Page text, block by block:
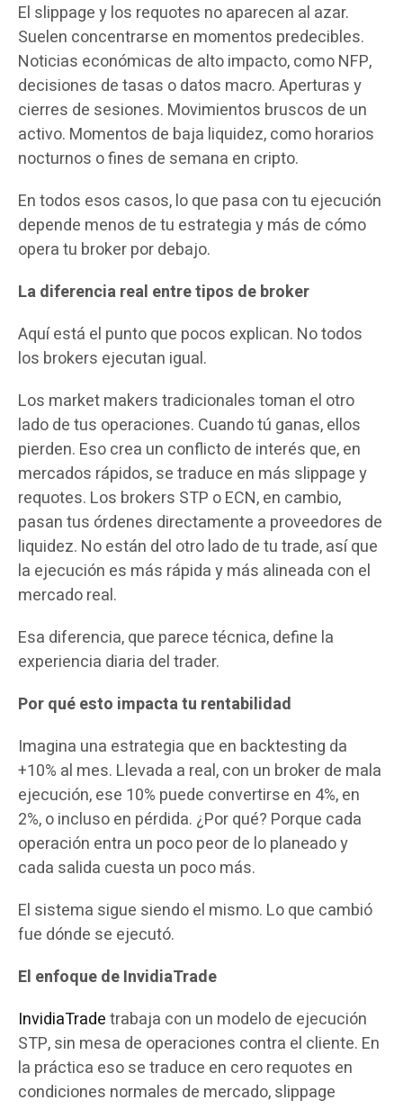
El slippage y los requotes no aparecen al azar.
Suelen concentrarse en momentos predecibles.
Noticias económicas de alto impacto, como NFP,
decisiones de tasas o datos macro. Aperturas y
cierres de sesiones. Movimientos bruscos de un
activo. Momentos de baja liquidez, como horarios
nocturnos o fines de semana en cripto.
En todos esos casos, lo que pasa con tu ejecución
depende menos de tu estrategia y más de cómo
opera tu broker por debajo.
La diferencia real entre tipos de broker
Aquí está el punto que pocos explican. No todos
los brokers ejecutan igual.
Los market makers tradicionales toman el otro
lado de tus operaciones. Cuando tú ganas, ellos
pierden. Eso crea un conflicto de interés que, en
mercados rápidos, se traduce en más slippage y
requotes. Los brokers STP o ECN, en cambio,
pasan tus órdenes directamente a proveedores de
liquidez. No están del otro lado de tu trade, así que
la ejecución es más rápida y más alineada con el
mercado real.
Esa diferencia, que parece técnica, define la
experiencia diaria del trader.
Por qué esto impacta tu rentabilidad
Imagina una estrategia que en backtesting da
+10% al mes. Llevada a real, con un broker de mala
ejecución, ese 10% puede convertirse en 4%, en
2%, o incluso en pérdida. ¿Por qué? Porque cada
operación entra un poco peor de lo planeado y
cada salida cuesta un poco más.
El sistema sigue siendo el mismo. Lo que cambió
fue dónde se ejecutó.
El enfoque de InvidiaTrade
InvidiaTradetrabaja con un modelo de ejecución
STP, sin mesa de operaciones contra el cliente. En
la práctica eso se traduce en cero requotes en
condiciones normales de mercado, slippage